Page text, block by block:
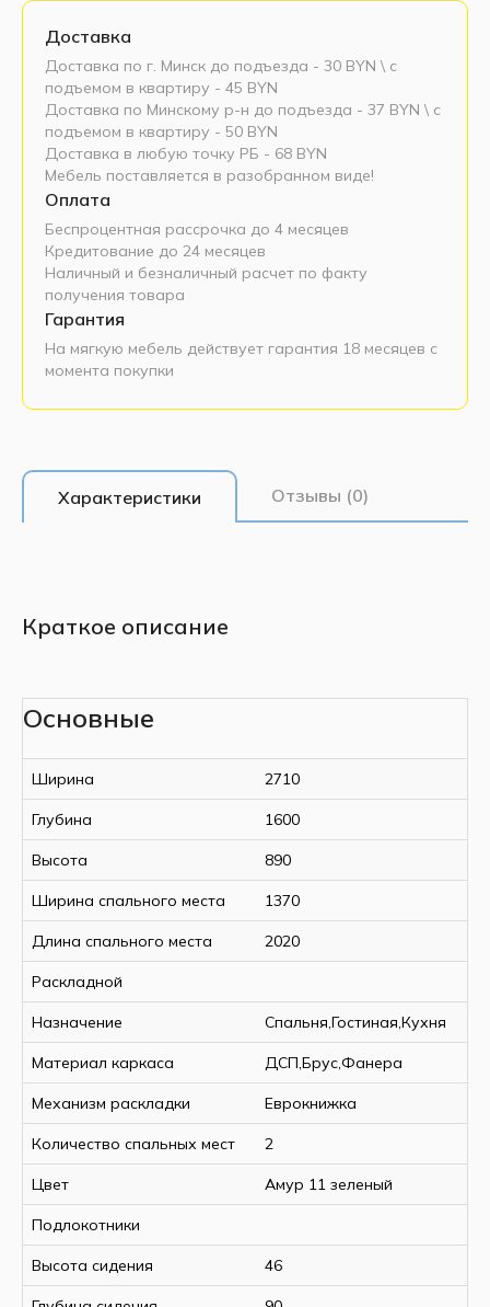
Доставка
Доставка по г. Минск до подъезда - 30 BYN \ c
подъемом в квартиру - 45 BYN
Доставка по Минскому р-н до подъезда - 37 BYN \ c
подъемом в квартиру - 50 BYN
Доставка в любую точку РБ - 68 BYN
Мебель поставляется в разобранном виде!
Оплата
Беспроцентная рассрочка до 4 месяцев
Кредитование до 24 месяцев
Наличный и безналичный расчет по факту
получения товара
Гарантия
На мягкую мебель действует гарантия 18 месяцев с
момента покупки
Характеристики Отзывы (0)
Краткое описание
Основные
Ширина 2710
Глубина 1600
Высота 890
Ширина спального места 1370
Длина спального места 2020
Раскладной
Назначение Спальня,Гостиная,Кухня
Материал каркаса ДСП,Брус,Фанера
Механизм раскладки Еврокнижка
Количество спальных мест 2
Цвет Амур 11 зеленый
Подлокотники
Высота сидения 46